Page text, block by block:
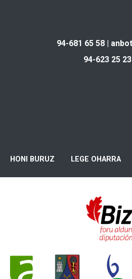
94-681 65 58 |
94-623 25
HONI BURUZ LEGE OHARRA